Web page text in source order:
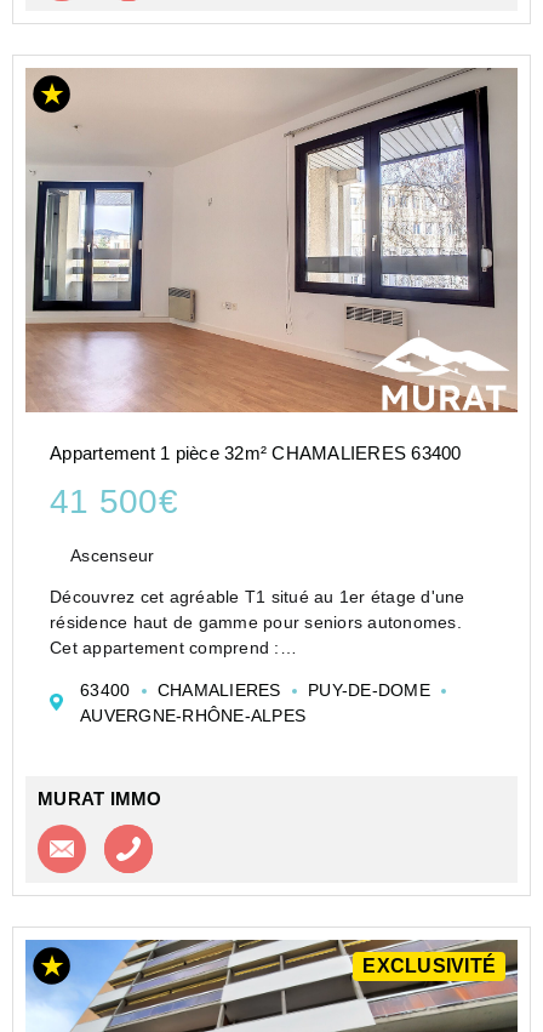
Appartement 1 pièce 32m² CHAMALIERES 63400
41 500€
Ascenseur
Découvrez cet agréable T1 situé au 1er étage d'une
résidence haut de gamme pour seniors autonomes.
Cet appartement comprend :
Une pièce principale lumineuse donnant sur un balcon
Un coin kitchenette équipé avec plaque de cuisson et
63400 CHAMALIERES
PUY-DE-DOME
AUVERGNE-RHÔNE-ALPES
MURAT IMMO
Contacter l'agence
EXCLUSIVITÉ